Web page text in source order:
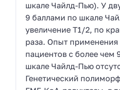
шкале Чайлд-Пью). У
9 баллами по шкале
увеличение Т1/2, по
раза. Опыт применения
пациентов с более чем
шкале Чайлд-Пью
Генетический